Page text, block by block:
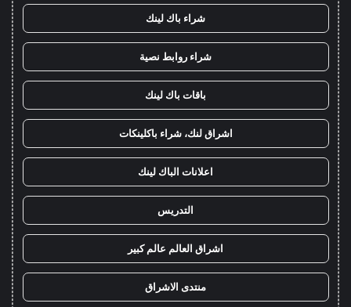
شراء باك لينك
شراء روابط نصية
باقات باك لينك
اشراق لنك، شراء باكلينكات
اعلانات الباك لينك
التدريس
اشراق العالم عالم كبير
منتدى الاشراق